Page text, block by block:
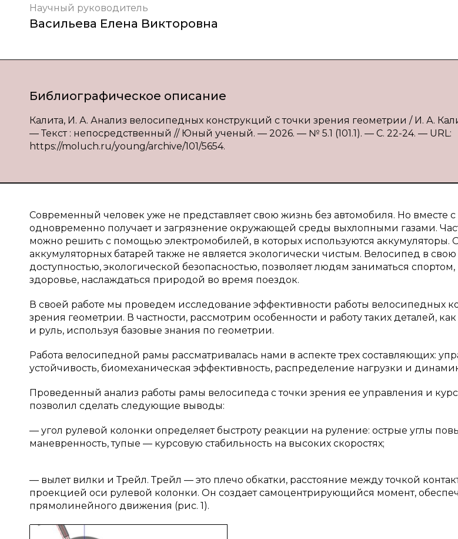
Научный руководитель
Васильева Елена Викторовна
Библиографическое описание
Калита, И. А. Анализ велосипедных конструкций с точки зрения геометрии / И. А.
— Текст : непосредственный // Юный ученый. — 2026. — № 5.1 (101.1). — С. 22-24. — URL:
https://moluch.ru/young/archive/101/5654.
Современный человек уже не представляет свою жизнь без автомобиля. Но вместе
одновременно получает и загрязнение окружающей среды выхлопными газами.
можно решить с помощью электромобилей, в которых используются аккумуляторы.
аккумуляторных батарей также не является экологически чистым. Велосипед в свою
доступностью, экологической безопасностью, позволяет людям заниматься
здоровье, наслаждаться природой во время поездок.
В своей работе мы проведем исследование эффективности работы велосипедных
зрения геометрии. В частности, рассмотрим особенности и работу таких деталей,
и руль, используя базовые знания по геометрии.
Работа велосипедной рамы рассматривалась нами в аспекте трех составляющих:
устойчивость, биомеханическая эффективность, распределение нагрузки и
Проведенный анализ работы рамы велосипеда с точки зрения ее управления и
позволил сделать следующие выводы:
— угол рулевой колонки определяет быстроту реакции на руление: острые углы
маневренность, тупые — курсовую стабильность на высоких скоростях;
— вылет вилки и Трейл. Трейл — это плечо обкатки, расстояние между точкой
проекцией оси рулевой колонки. Он создает самоцентрирующийся момент,
прямолинейного движения (рис. 1).